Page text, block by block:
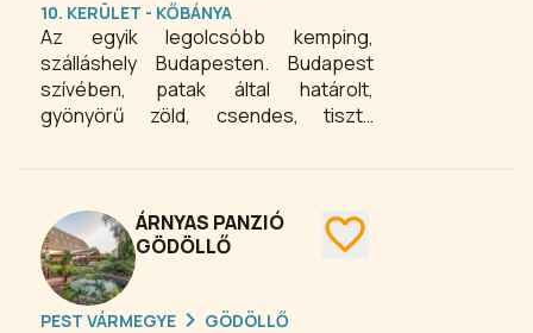
10. KERÜLET - KŐBÁNYA
Az egyik legolcsóbb kemping,
szálláshely Budapesten. Budapest
szívében, patak által határolt,
gyönyörű zöld, csendes, tiszta
kedves vendégeinket.
ÁRNYAS PANZIÓ
GÖDÖLLŐ
PEST VÁRMEGYE GÖDÖLLŐ